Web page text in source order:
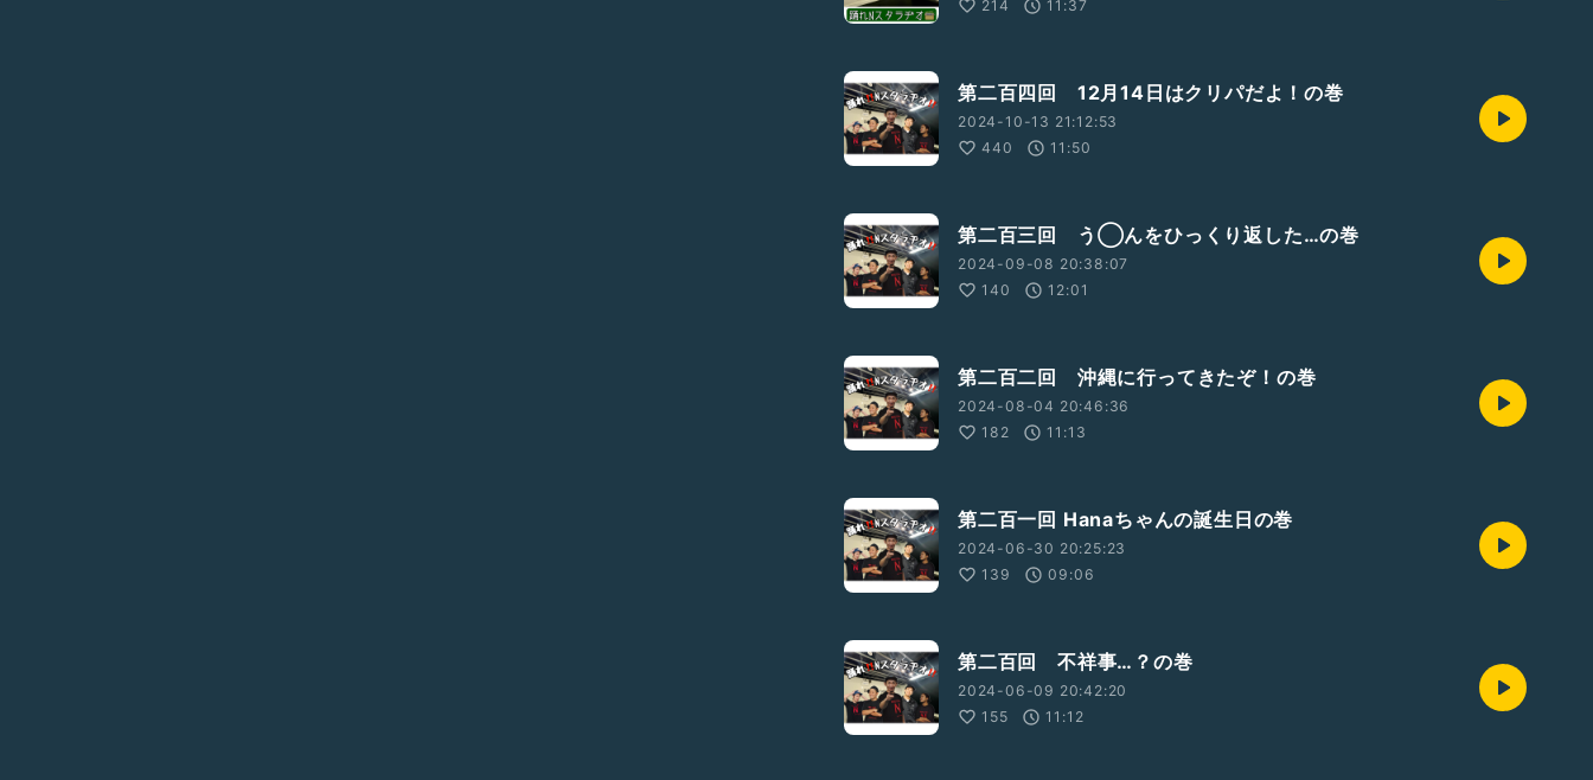
214
11:37
第二百四回 12月14日はクリパだよ！の巻
2024-10-13 21:12:53
440
11:50
第二百三回 う◯んをひっくり返した…の巻
2024-09-08 20:38:07
140
12:01
第二百二回 沖縄に行ってきたぞ！の巻
2024-08-04 20:46:36
182
11:13
第二百一回 Hanaちゃんの誕生日の巻
2024-06-30 20:25:23
139
09:06
第二百回 不祥事…？の巻
2024-06-09 20:42:20
155
11:12